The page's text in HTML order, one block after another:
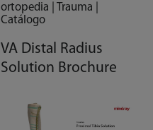
ortopedia | Trauma |
Catálogo
VA Distal Radius
Solution Brochure